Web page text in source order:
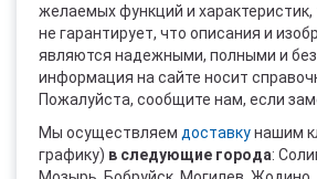
желаемых функций и характеристик,
не гарантирует, что описания и
являются надежными, полными и
информация на сайте носит
Пожалуйста, сообщите нам, если
Мы осуществляем доставкунашим
графику) в следующие города: